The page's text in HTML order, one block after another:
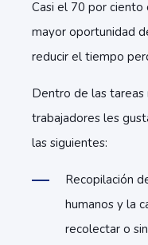
Casi el 70 por
mayor oportunidad
reducir el tiempo
Dentro de las
trabajadores les
las siguientes:
Recopilación
humanos y la
recolectar o